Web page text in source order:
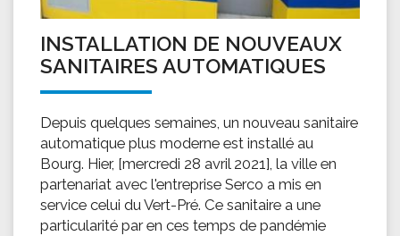
INSTALLATION DE NOUVEAUX
SANITAIRES AUTOMATIQUES
Depuis quelques semaines, un nouveau sanitaire
automatique plus moderne est installé au
Bourg. Hier, [mercredi 28 avril 2021], la ville en
partenariat avec l'entreprise Serco a mis en
service celui du Vert-Pré. Ce sanitaire a une
particularité par en ces temps de pandémie